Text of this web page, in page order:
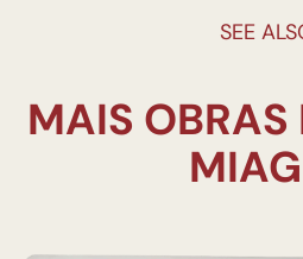
SEE
MAIS OBRAS